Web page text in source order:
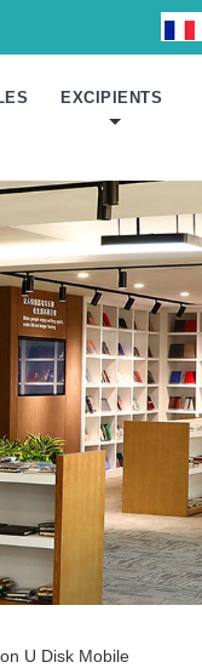
EXCIPIENTS
U Disk Mobile